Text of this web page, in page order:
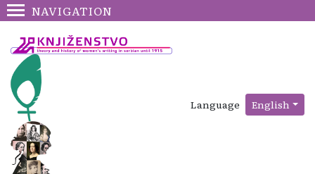
NAVIGATION
Language English